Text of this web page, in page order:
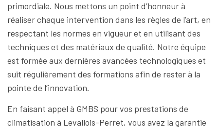
primordiale. Nous mettons un point d’honneur à
réaliser chaque intervention dans les règles de l’art, en
respectant les normes en vigueur et en utilisant des
techniques et des matériaux de qualité. Notre équipe
est formée aux dernières avancées technologiques et
suit régulièrement des formations afin de rester à la
pointe de l’innovation.
En faisant appel à GMBS pour vos prestations de
climatisation à Levallois-Perret, vous avez la garantie